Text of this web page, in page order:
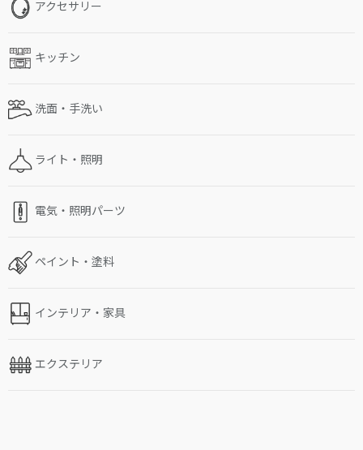
アクセサリー
キッチン
洗面・手洗い
ライト・照明
電気・照明パーツ
ペイント・塗料
インテリア・家具
エクステリア